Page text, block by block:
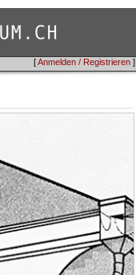
[Anmelden / Registrieren ]